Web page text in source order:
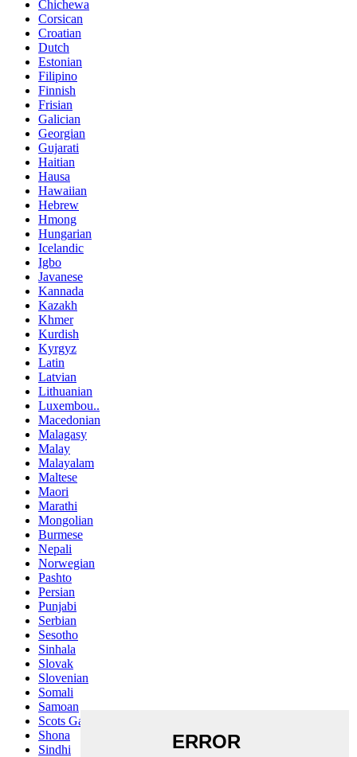
Chichewa
Corsican
Croatian
Dutch
Estonian
Filipino
Finnish
Frisian
Galician
Georgian
Gujarati
Haitian
Hausa
Hawaiian
Hebrew
Hmong
Hungarian
Icelandic
Igbo
Javanese
Kannada
Kazakh
Khmer
Kurdish
Kyrgyz
Latin
Latvian
Lithuanian
Luxembou..
Macedonian
Malagasy
Malay
Malayalam
Maltese
Maori
Marathi
Mongolian
Burmese
Nepali
Norwegian
Pashto
Persian
Punjabi
Serbian
Sesotho
Sinhala
Slovak
Slovenian
Somali
Samoan
Scots Gaelic
Shona
Sindhi